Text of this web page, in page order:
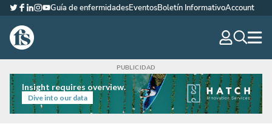
The Fish Site Española
Twitter
Facebook
LinkedIn
Instagram
YouTube
Guía de enfermidadesEventosBoletín InformativoAccount
Insight requires overview.
Dive into our data